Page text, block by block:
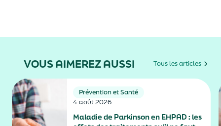
VOUS AIMEREZ AUSSI Tous les articles
Prévention et Santé
4 août 2026
Maladie de Parkinson en EHPAD : les